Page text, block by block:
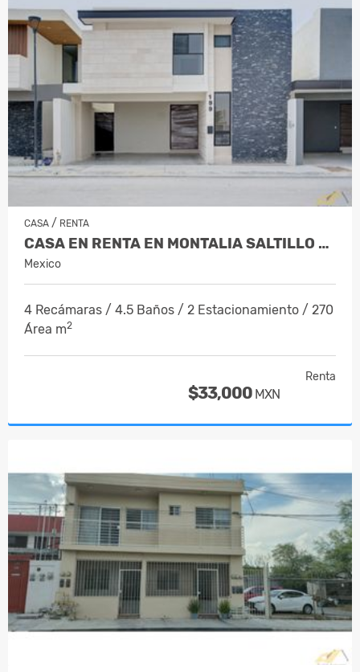
CASA / RENTA
CASA EN RENTA EN MONTALIA SALTILLO COA…
Mexico
4 Recámaras / 4.5 Baños / 2 Estacionamiento / 270
Área m2
Renta
$33,000 MXN